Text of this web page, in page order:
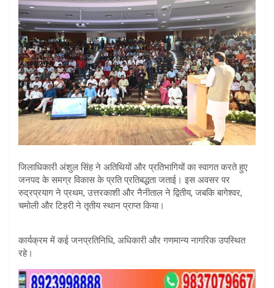
जिलाधिकारी अंशुल सिंह ने अतिथियों और प्रतिभागियों का स्वागत करते हुए
जनपद के समग्र विकास के प्रति प्रतिबद्धता जताई। इस अवसर पर
रुद्रप्रयाग ने प्रथम, उत्तरकाशी और नैनीताल ने द्वितीय, जबकि बागेश्वर,
चमोली और टिहरी ने तृतीय स्थान प्राप्त किया।
कार्यक्रम में कई जनप्रतिनिधि, अधिकारी और गणमान्य नागरिक उपस्थित
रहे।